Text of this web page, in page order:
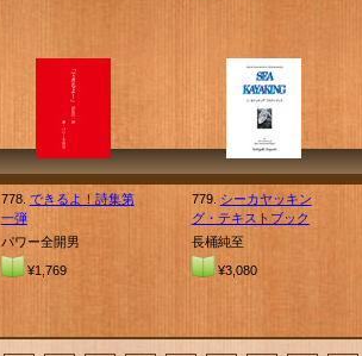
778. できるよ！詩集第
一弾
パワー全開男
¥1,769
779. シーカヤッキン
グ・テキストブック
長桶純至
¥3,080